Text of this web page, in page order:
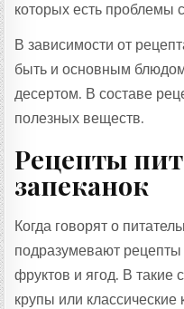
которых есть проблемы
В зависимости от
быть и основным
десертом. В составе
полезных веществ.
Рецепты
запеканок
Когда говорят о
подразумевают рецепты
фруктов и ягод. В такие
крупы или